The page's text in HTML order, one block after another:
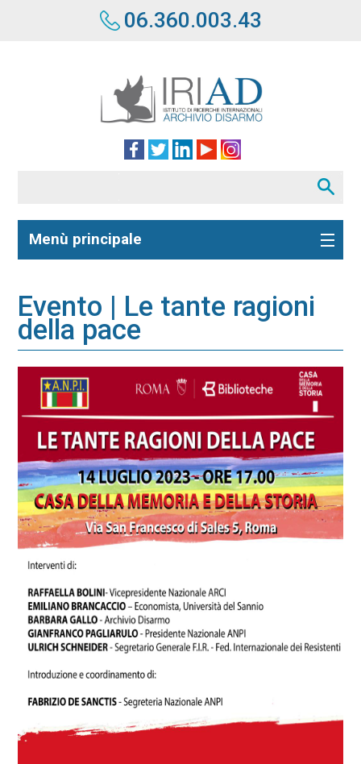
06.360.003.43
Menù principale
Evento | Le tante ragioni
della pace